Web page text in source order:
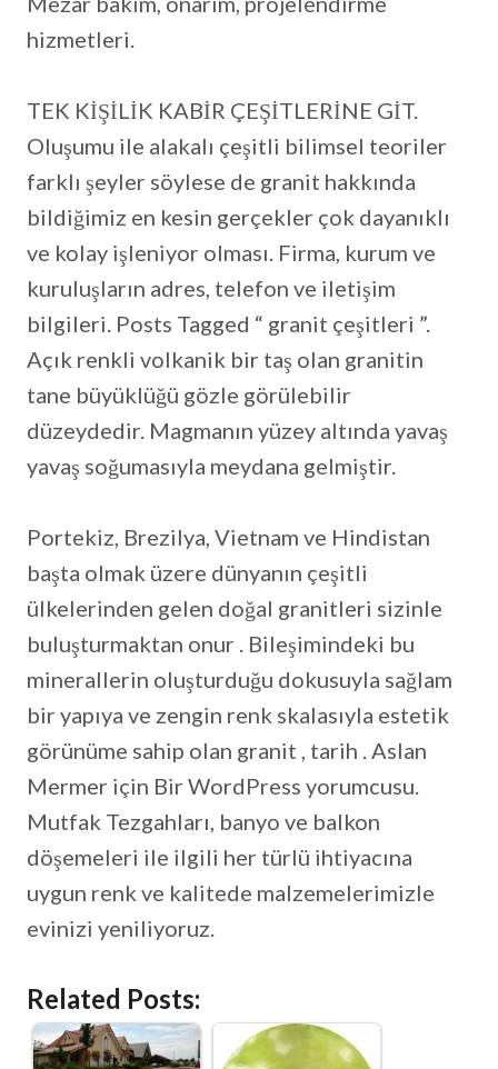
hizmetleri.
TEK KİŞİLİK KABİR ÇEŞİTLERİNE GİT.
Oluşumu ile alakalı çeşitli bilimsel teoriler
farklı şeyler söylese de granit hakkında
bildiğimiz en kesin gerçekler çok dayanıklı
ve kolay işleniyor olması. Firma, kurum ve
kuruluşların adres, telefon ve iletişim
bilgileri. Posts Tagged “ granit çeşitleri ”.
Açık renkli volkanik bir taş olan granitin
tane büyüklüğü gözle görülebilir
düzeydedir. Magmanın yüzey altında yavaş
yavaş soğumasıyla meydana gelmiştir.
Portekiz, Brezilya, Vietnam ve Hindistan
başta olmak üzere dünyanın çeşitli
ülkelerinden gelen doğal granitleri sizinle
buluşturmaktan onur . Bileşimindeki bu
minerallerin oluşturduğu dokusuyla sağlam
bir yapıya ve zengin renk skalasıyla estetik
görünüme sahip olan granit , tarih . Aslan
Mermer için Bir WordPress yorumcusu.
Mutfak Tezgahları, banyo ve balkon
döşemeleri ile ilgili her türlü ihtiyacına
uygun renk ve kalitede malzemelerimizle
evinizi yeniliyoruz.
Related Posts: